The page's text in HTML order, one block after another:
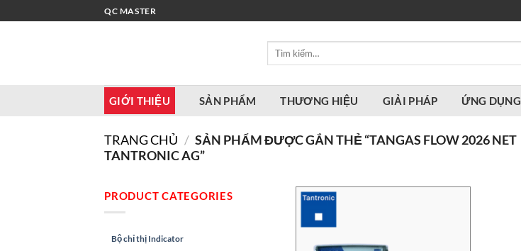
qua
QC MASTER
Tìm
GIỚI THIỆU SẢN PHẨM THƯƠNG HIỆU GIẢI PHÁP ỨNG DỤNG
TRANG CHỦ / SẢN PHẨM ĐƯỢC GẮN THẺ “TANGAS FLOW 2026 NET
TANTRONIC AG”
PRODUCT CATEGORIES
Bộ chỉ thị Indicator